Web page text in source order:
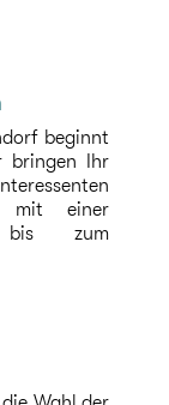
beginnt
bringen Ihr
mit einer
bis zum